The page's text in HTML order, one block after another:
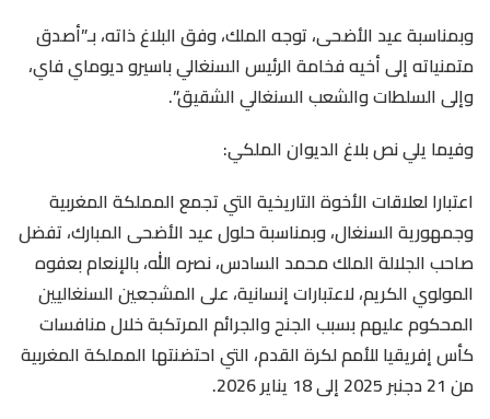
وبمناسبة عيد الأضحى، توجه الملك، وفق البلاغ ذاته، بـ”أصدق
متمنياته إلى أخيه فخامة الرئيس السنغالي باسيرو ديوماي فاي،
وإلى السلطات والشعب السنغالي الشقيق”.
وفيما يلي نص بلاغ الديوان الملكي:
اعتبارا لعلاقات الأخوة التاريخية التي تجمع المملكة المغربية
وجمهورية السنغال، وبمناسبة حلول عيد الأضحى المبارك، تفضل
صاحب الجلالة الملك محمد السادس، نصره الله، بالإنعام بعفوه
المولوي الكريم، لاعتبارات إنسانية، على المشجعين السنغاليين
المحكوم عليهم بسبب الجنح والجرائم المرتكبة خلال منافسات
كأس إفريقيا للأمم لكرة القدم، التي احتضنتها المملكة المغربية
من 21 دجنبر 2025 إلى 18 يناير 2026.